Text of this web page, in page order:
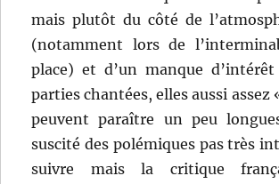
mais plutôt du côté de
(notamment lors de
place) et d’un manque
parties chantées, elles aussi assez
peuvent paraître un peu
suscité des polémiques pas très
suivre mais la critique